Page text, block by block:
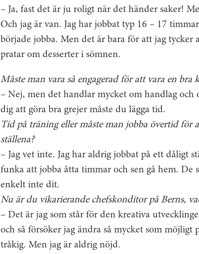
– Ja, fast det är ju roligt när det händer saker!
Och jag är van. Jag har jobbat typ 16 – 17
började jobba. Men det är bara för att jag
pratar om desserter i sömnen.
Måste man vara så engagerad för att vara en bra
– Nej, men det handlar mycket om handlag
dig att göra bra grejer måste du lägga tid.
Tid på träning eller måste man jobba övertid för
ställena?
– Jag vet inte. Jag har aldrig jobbat på ett dåligt
funka att jobba åtta timmar och sen gå hem. De
enkelt inte dit.
Nu är du vikarierande chefskonditor på Berns,
– Det är jag som står för den kreativa
och så försöker jag ändra så mycket som möjligt
tråkig. Men jag är aldrig nöjd.